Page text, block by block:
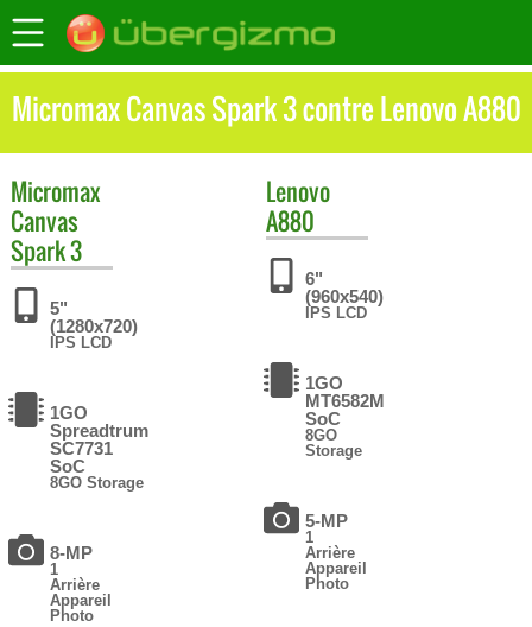
Micromax Canvas Spark 3 contre Lenovo A880
Micromax
Canvas
Spark 3
5"
(1280x720)
IPS LCD
1GO
Spreadtrum
SC7731
SoC
8GO Storage
8-MP
1
Arrière
Appareil
Photo
Lenovo
A880
6"
(960x540)
IPS LCD
1GO
MT6582M
SoC
8GO
Storage
5-MP
1
Arrière
Appareil
Photo